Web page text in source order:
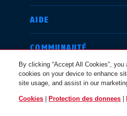
AIDE
COMMUNAUTÉ
QUESTIONS JURIDIQUES
Deutschland
By clicking “Accept All Cookies”,
cookies on your device to enhance
site usage, and assist in our
Cookies Protection des donnees